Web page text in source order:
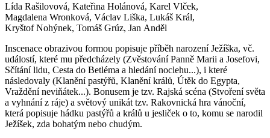
Lída Rašilovová, Kateřina Holánová, Karel Vlček,
Magdalena Wronková, Václav Liška, Lukáš Král,
Kryštof Nohýnek, Tomáš Grúz, Jan Anděl
Inscenace obrazivou formou popisuje příběh narození Ježíška, vč.
událostí, které mu předcházely (Zvěstování Panně Marii a Josefovi,
Sčítání lidu, Cesta do Betléma a hledání noclehu...), i které
následovaly (Klanění pastýřů, Klanění králů, Útěk do Egypta,
Vraždění neviňátek...). Bonusem je tzv. Rajská scéna (Stvoření světa
a vyhnání z ráje) a světový unikát tzv. Rakovnická hra vánoční,
která popisuje hádku pastýřů a králů u jesliček o to, komu se narodil
Ježíšek, zda bohatým nebo chudým.